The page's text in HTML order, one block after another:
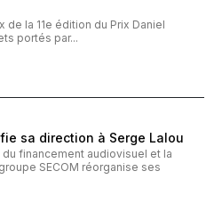
de la 11e édition du Prix Daniel
portés par...
sa direction à Serge Lalou
financement audiovisuel et la
SECOM réorganise ses